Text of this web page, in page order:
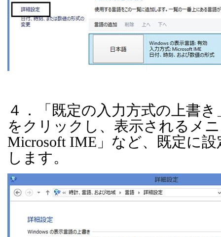
４．「既定の入力方式の上書
をクリックし、表示されるメ
Microsoft IME 」など、既定に
します。